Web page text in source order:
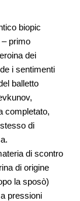
biopic
primo
dei
i sentimenti
balletto
completato,
di
di scontro
di origine
la sposò)
pressioni